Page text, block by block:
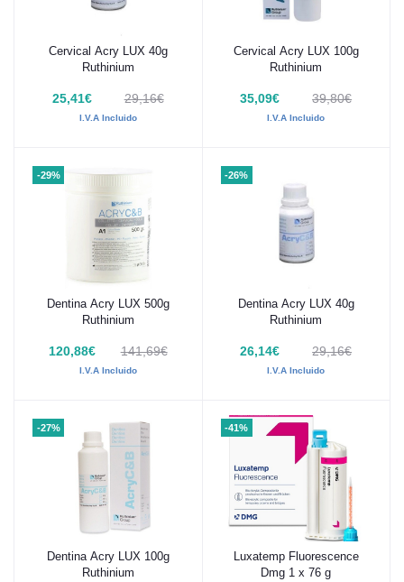
Añadir al carrito
Cervical Acry LUX 40g
Ruthinium
25,41€ 29,16€
I.V.A Incluido
Añadir al carrito
Cervical Acry LUX 100g
Ruthinium
35,09€ 39,80€
I.V.A Incluido
-29%
Añadir al carrito
Dentina Acry LUX 500g
Ruthinium
120,88€ 141,69€
I.V.A Incluido
-26%
Añadir al carrito
Dentina Acry LUX 40g
Ruthinium
26,14€ 29,16€
I.V.A Incluido
-27%
Añadir al carrito
Dentina Acry LUX 100g
Ruthinium
-41%
Añadir al carrito
Luxatemp Fluorescence
Dmg 1 x 76 g